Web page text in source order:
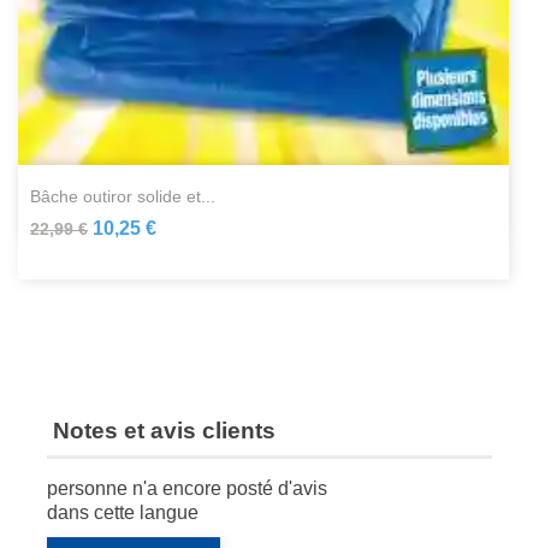
bâche outiror solide et...
22,99 € 10,25 €
Notes et avis clients
personne n'a encore posté d'avis
dans cette langue